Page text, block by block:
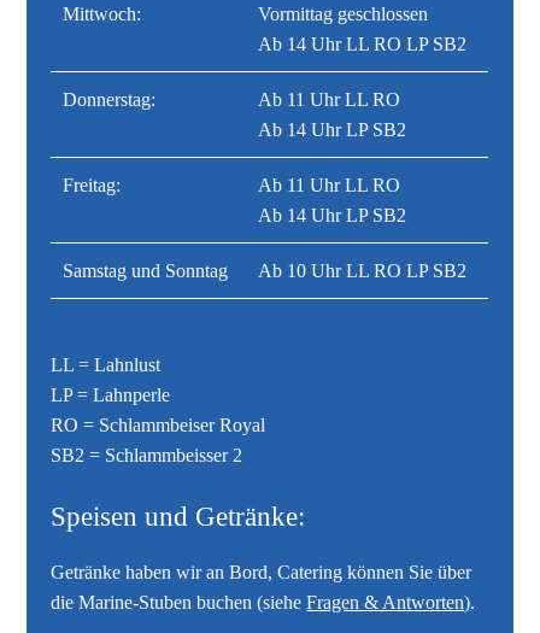
Mittwoch:
Vormittag geschlossen
Ab 14 Uhr LL RO LP SB2
Donnerstag:
Ab 11 Uhr LL RO
Ab 14 Uhr LP SB2
Freitag:
Ab 11 Uhr LL RO
Ab 14 Uhr LP SB2
Samstag und Sonntag Ab 10 Uhr LL RO LP SB2
LL = Lahnlust
LP = Lahnperle
RO = Schlammbeiser Royal
SB2 = Schlammbeisser 2
Speisen und Getränke:
Getränke haben wir an Bord, Catering können Sie über
die Marine-Stuben buchen (sieheFragen & Antworten).